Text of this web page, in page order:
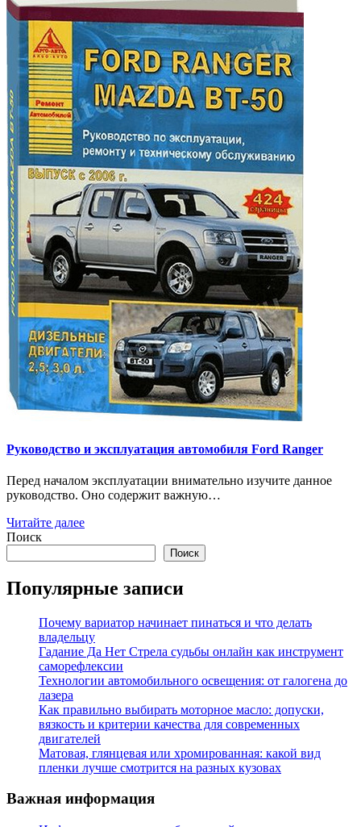
Руководство и эксплуатация автомобиля Ford Ranger
Перед началом эксплуатации внимательно изучите данное
руководство. Оно содержит важную…
Читайте далее
Поиск
Поиск
Популярные записи
Почему вариатор начинает пинаться и что делать
владельцу
Гадание Да Нет Стрела судьбы онлайн как инструмент
саморефлексии
Технологии автомобильного освещения: от галогена до
лазера
Как правильно выбирать моторное масло: допуски,
вязкость и критерии качества для современных
двигателей
Матовая, глянцевая или хромированная: какой вид
пленки лучше смотрится на разных кузовах
Важная информация